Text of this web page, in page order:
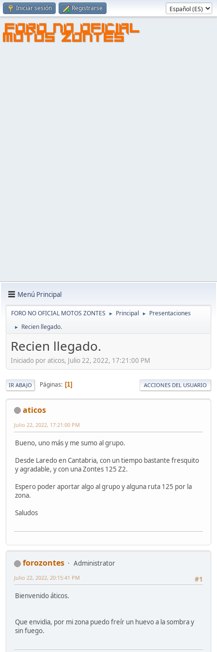
Iniciar sesión Registrarse
FORO NO OFICIAL
MOTOS ZONTES
Menú Principal
FORO NO OFICIAL MOTOS ZONTES ► Principal ► Presentaciones
► Recien llegado.
Recien llegado.
Iniciado por aticos, Julio 22, 2022, 17:21:00 PM
IR ABAJO Páginas 1 ACCIONES DEL USUARIO
aticos
Julio 22, 2022, 17:21:00 PM
Bueno, uno más y me sumo al grupo.
Desde Laredo en Cantabria, con un tiempo bastante fresquito
y agradable, y con una Zontes 125 Z2.
Espero poder aportar algo al grupo y alguna ruta 125 por la
zona.
Saludos
forozontes
Administrator
#1
Julio 22, 2022, 20:15:41 PM
Bienvenido áticos.
Que envidia, por mi zona puedo freír un huevo a la sombra y
sin fuego.